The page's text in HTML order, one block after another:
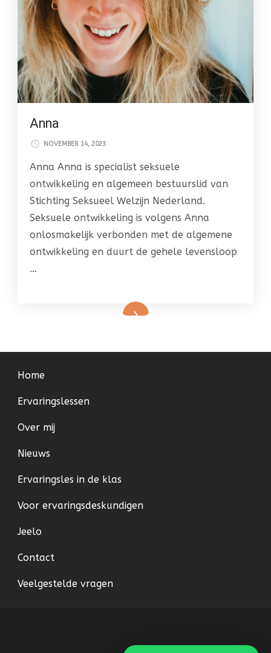
Anna
NOVEMBER 14, 2023
Anna Anna is specialist seksuele
ontwikkeling en algemeen bestuurslid van
Stichting Seksueel Welzijn Nederland.
Seksuele ontwikkeling is volgens Anna
onlosmakelijk verbonden met de algemene
ontwikkeling en duurt de gehele levensloop
…
Home
Ervaringslessen
Over mij
Nieuws
Ervaringsles in de klas
Voor ervaringsdeskundigen
Jeelo
Contact
Veelgestelde vragen